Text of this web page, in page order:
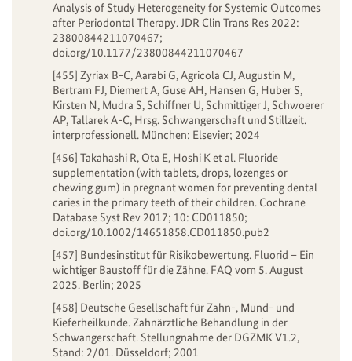
Analysis of Study Heterogeneity for Systemic Outcomes
after Periodontal Therapy. JDR Clin Trans Res 2022:
23800844211070467;
doi.org/10.1177/23800844211070467
[455] Zyriax B-C, Aarabi G, Agricola CJ, Augustin M,
Bertram FJ, Diemert A, Guse AH, Hansen G, Huber S,
Kirsten N, Mudra S, Schiffner U, Schmittiger J, Schwoerer
AP, Tallarek A-C, Hrsg. Schwangerschaft und Stillzeit.
interprofessionell. München: Elsevier; 2024
[456] Takahashi R, Ota E, Hoshi K et al. Fluoride
supplementation (with tablets, drops, lozenges or
chewing gum) in pregnant women for preventing dental
caries in the primary teeth of their children. Cochrane
Database Syst Rev 2017; 10: CD011850;
doi.org/10.1002/14651858.CD011850.pub2
[457] Bundesinstitut für Risikobewertung. Fluorid – Ein
wichtiger Baustoff für die Zähne. FAQ vom 5. August
2025. Berlin; 2025
[458] Deutsche Gesellschaft für Zahn-, Mund- und
Kieferheilkunde. Zahnärztliche Behandlung in der
Schwangerschaft. Stellungnahme der DGZMK V1.2,
Stand: 2/01. Düsseldorf; 2001